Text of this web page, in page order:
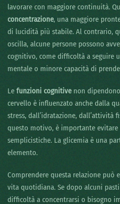
lavorare con maggiore continuità.
concentrazione, una maggiore
di lucidità più stabile. Al contrario,
oscilla, alcune persone possono
cognitivo, come difficoltà a seguire
mentale o minore capacità di
Le funzioni cognitivenon
cervello è influenzato anche dalla
stress, dall’idratazione, dall’attività
questo motivo, è importante
semplicistiche. La glicemia è una
elemento.
Comprendere questa relazione può
vita quotidiana. Se dopo alcuni
difficoltà a concentrarsi o bisogno